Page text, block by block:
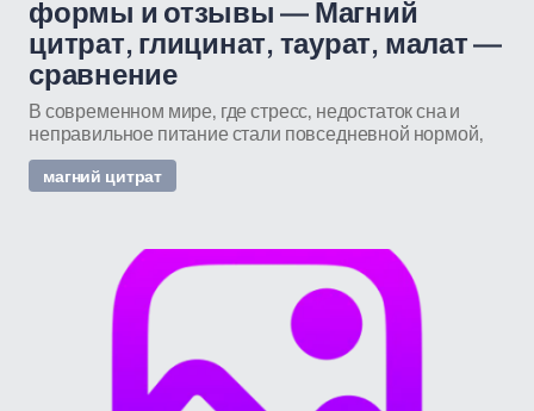
формы и отзывы — Магний
цитрат, глицинат, таурат, малат —
сравнение
В современном мире, где стресс, недостаток сна и
неправильное питание стали повседневной нормой,
магний цитрат